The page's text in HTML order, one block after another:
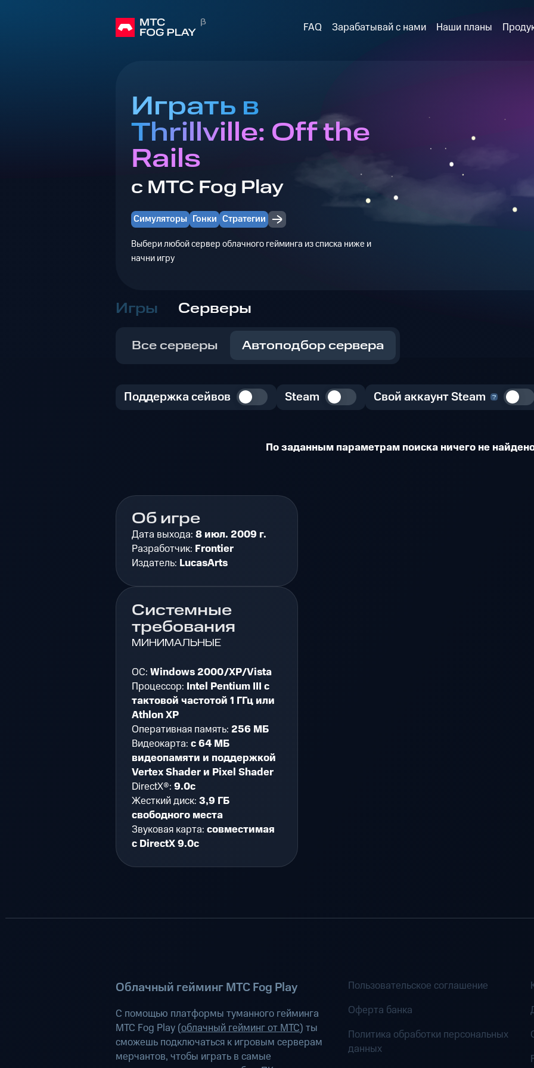
FAQ Зарабатывай с нами Наши планы
Играть в
Thrillville: Off the
Rails
с МТС Fog Play
Симуляторы Гонки Стратегии
Выбери любой сервер облачного гейминга из списка ниже и
начни игру
Игры Серверы
Все серверы Автоподбор сервера
Поддержка сейвов Steam Свой аккаунт Steam
По заданным параметрам поиска ничего не
Об игре
Дата выхода: 8 июл. 2009 г.
Разработчик: Frontier
Издатель: LucasArts
Системные
требования
МИНИМАЛЬНЫЕ
ОС: Windows 2000/XP/Vista
Процессор: Intel Pentium III с
тактовой частотой 1 ГГц или
Athlon XP
Оперативная память: 256 МБ
Видеокарта: с 64 МБ
видеопамяти и поддержкой
Vertex Shader и Pixel Shader
DirectX®: 9.0c
Жесткий диск: 3,9 ГБ
свободного места
Звуковая карта: совместимая
с DirectX 9.0c
Облачный гейминг МТС Fog Play
С помощью платформы туманного гейминга
МТС Fog Play (облачный гейминг от МТС) ты
сможешь подключаться к игровым серверам
мерчантов, чтобы играть в самые
Пользовательское соглашение
Оферта банка
Политика обработки персональных
данных